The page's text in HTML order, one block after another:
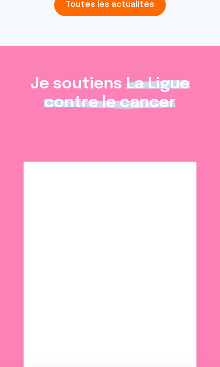
Toutes les actualités
Je soutiens La Ligue
contre le cancer